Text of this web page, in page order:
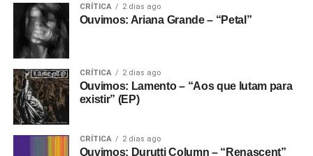
CRÍTICA 2 dias ago
Ouvimos: Ariana Grande – “Petal”
CRÍTICA 2 dias ago
Ouvimos: Lamento – “Aos que lutam para
existir” (EP)
CRÍTICA 2 dias ago
Ouvimos: Durutti Column – “Renascent”